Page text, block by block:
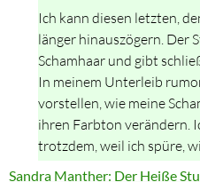
Ich kann diesen letzten,
länger hinauszögern. Der
Schamhaar und gibt
In meinem Unterleib
vorstellen, wie meine
ihren Farbton verändern.
trotzdem, weil ich spüre,
Sandra Manther: Der Heiße